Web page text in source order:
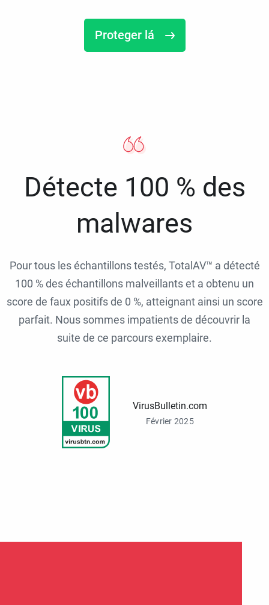
Proteger lá
Détecte 100 % des
malwares
Pour tous les échantillons testés, TotalAV™ a détecté
100 % des échantillons malveillants et a obtenu un
score de faux positifs de 0 %, atteignant ainsi un score
parfait. Nous sommes impatients de découvrir la
suite de ce parcours exemplaire.
VirusBulletin.com
Février 2025